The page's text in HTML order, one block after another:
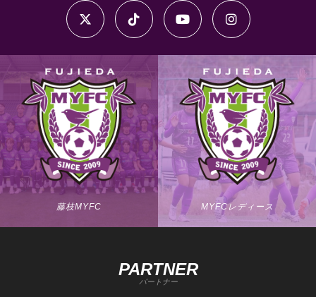
藤枝MYFC MYFCレディース
PARTNER
パートナー